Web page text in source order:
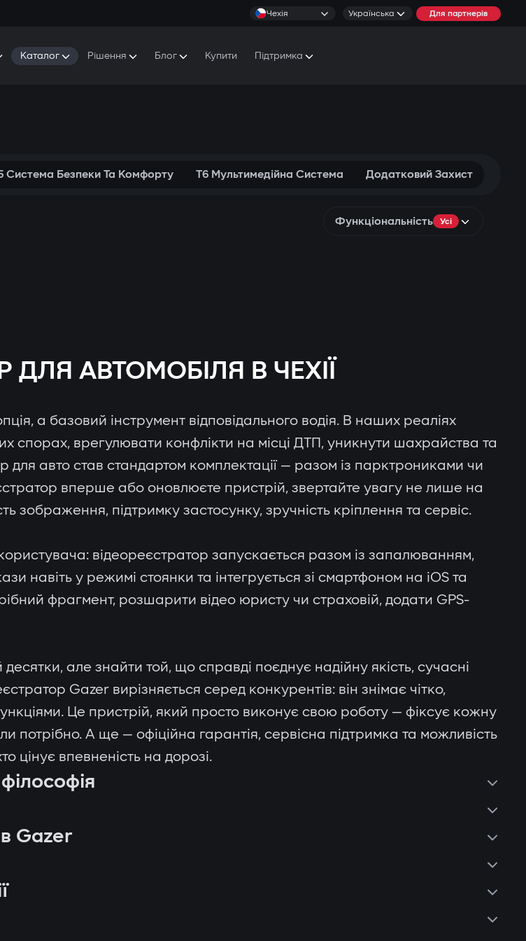
Чехія Українська Для партнерів
Каталог Рішення Блог Купити Підтримка
Система Безпеки Та Комфорту T6 Мультимедійна Система Додатковий Захист
Функціональність Усі
ДЛЯ АВТОМОБІЛЯ В ЧЕХІЇ
а базовий інструмент відповідального водія. В наших реаліях
спорах, врегулювати конфлікти на місці ДТП, уникнути шахрайства та
для авто став стандартом комплектації — разом із парктрониками чи
вперше або оновлюєте пристрій, звертайте увагу не лише на
зображення, підтримку застосунку, зручність кріплення та сервіс.
відеореєстратор запускається разом із запалюванням,
навіть у режимі стоянки та інтегрується зі смартфоном на iOS та
фрагмент, розшарити відео юристу чи страховій, додати GPS-
але знайти той, що справді поєднує надійну якість, сучасні
Gazer вирізняється серед конкурентів: він знімає чітко,
Це пристрій, який просто виконує свою роботу — фіксує кожну
потрібно. А ще — офіційна гарантія, сервісна підтримка та можливість
цінує впевненість на дорозі.
Gazer